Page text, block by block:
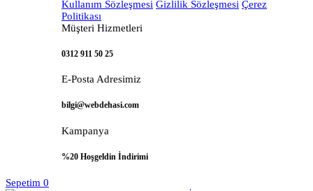
Kullanım Sözleşmesi Gizlilik Sözleşmesi Çerez
Politikası
Müşteri Hizmetleri
0312 911 50 25
E-Posta Adresimiz
bilgi@webdehasi.com
Kampanya
%20 Hoşgeldin İndirimi
Sepetim 0